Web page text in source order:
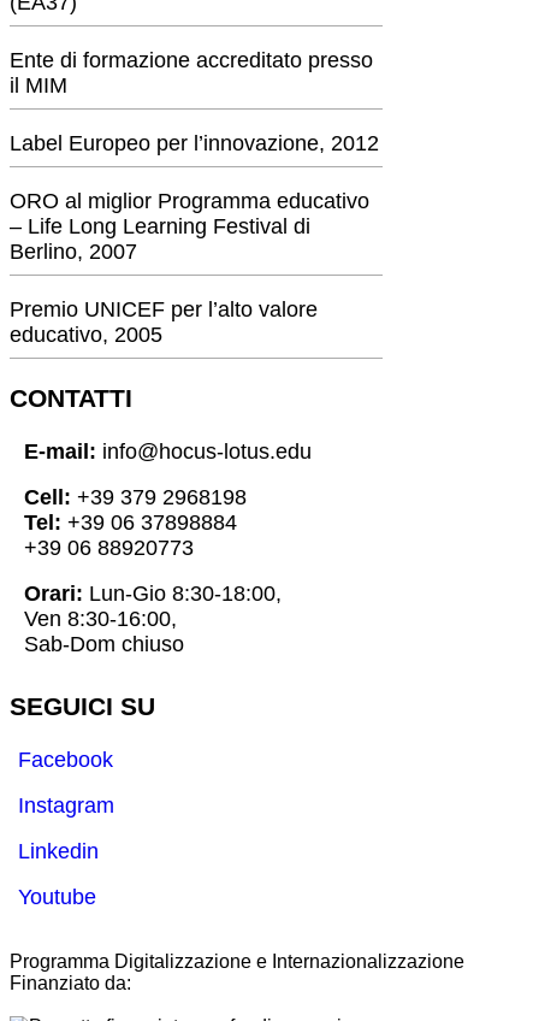
Ente di formazione accreditato presso
il MIM
Label Europeo per l’innovazione, 2012
ORO al miglior Programma educativo
– Life Long Learning Festival di
Berlino, 2007
Premio UNICEF per l’alto valore
educativo, 2005
CONTATTI
E-mail: info@hocus-lotus.edu
Cell: +39 379 2968198
Tel: +39 06 37898884
+39 06 88920773
Orari: Lun-Gio 8:30-18:00,
Ven 8:30-16:00,
Sab-Dom chiuso
SEGUICI SU
Facebook
Instagram
Linkedin
Youtube
Programma Digitalizzazione e Internazionalizzazione
Finanziato da: